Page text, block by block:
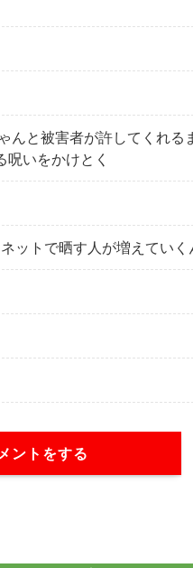
と被害者が許してくれる
いをかけとく
ットで晒す人が増えていく
ントをする